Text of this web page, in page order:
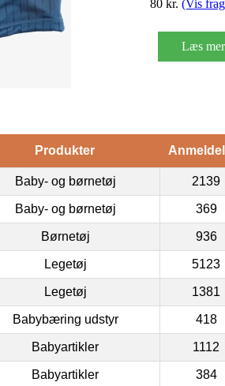
80 kr. (Vis
Læs
Produkter
Baby- og børnetøj 2139
Baby- og børnetøj 369
Børnetøj 936
Legetøj 5123
Legetøj 1381
Babybæring udstyr 418
Babyartikler 1112
Babyartikler 384